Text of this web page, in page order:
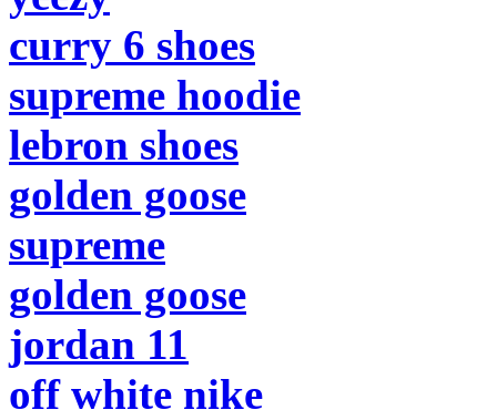
curry 6 shoes
supreme hoodie
lebron shoes
golden goose
supreme
golden goose
jordan 11
off white nike